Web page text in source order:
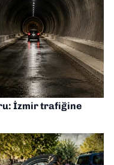
İzmir trafiğine